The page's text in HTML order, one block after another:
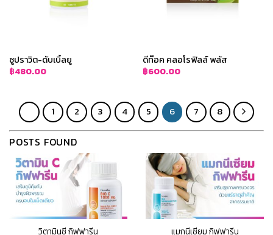
ซูปราวิต-ดับเบิ้ลยู
฿480.00
ดีท๊อค คลอโรฟิลล์ พลัส
฿600.00
1 2 3 4 5 6 7 8
POSTS FOUND
วิตามินซี กิฟฟารีน แมกนีเซียม กิฟฟารีน